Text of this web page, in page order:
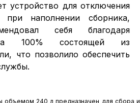
устройство для отключения
при наполнении сборника,
себя благодаря
100% состоящей из
что позволило обеспечить
объемом 240 л предназначен для сбора и